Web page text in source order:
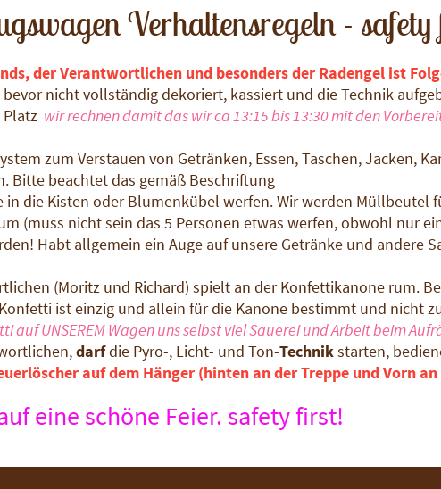
Verhaltensregeln -
der Verantwortlichen und besonders der Radengel ist
nicht vollständig dekoriert, kassiert und die Technik
wir rechnen damit das wir ca 13:15 bis13:30mit den
zum Verstauen von Getränken, Essen, Taschen, Jacken,
Bitte beachtet das gemäß Beschriftung
in die Kisten oder Blumenkübel werfen. Wir werden Müllbeutel
(muss nicht sein das 5 Personen etwas werfen, obwohl nur
Habt allgemein ein Auge auf unsere Getränke und andere
(Moritz und Richard) spielt an der Konfettikanone rum.
ist einzig und allein für die Kanone bestimmt und nicht
auf UNSEREM Wagen uns selbst viel Sauerei und Arbeit beim
darfdie Pyro-, Licht- und Ton-Technikstarten,
auf dem Hänger (hinten an der Treppe und Vorn
eine schöne Feier. safety first!